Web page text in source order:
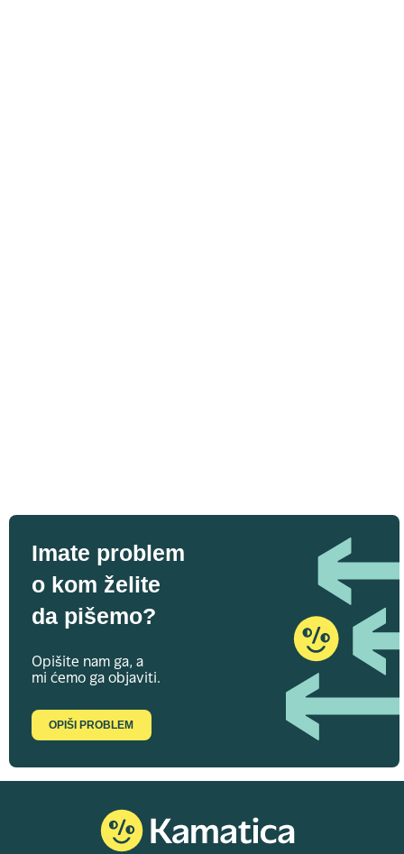
Imate problem
o kom želite
da pišemo?
Opišite nam ga, a
mi ćemo ga objaviti.
OPIŠI PROBLEM